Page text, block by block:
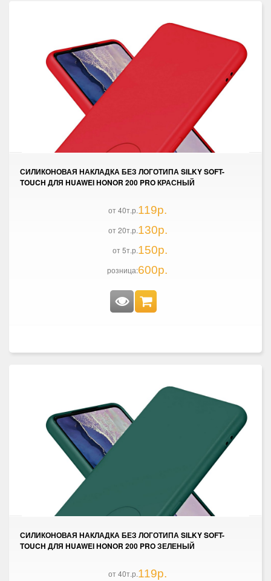
СИЛИКОНОВАЯ НАКЛАДКА БЕЗ ЛОГОТИПА SILKY SOFT-
TOUCH ДЛЯ HUAWEI HONOR 200 PRO КРАСНЫЙ
от 40т.р.119р.
от 20т.р.130р.
от 5т.р.150р.
розница:600р.
СИЛИКОНОВАЯ НАКЛАДКА БЕЗ ЛОГОТИПА SILKY SOFT-
TOUCH ДЛЯ HUAWEI HONOR 200 PRO ЗЕЛЕНЫЙ
от 40т.р.119р.